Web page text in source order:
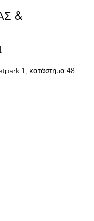
&
1, κατάστημα 48